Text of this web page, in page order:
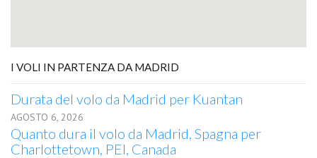
I VOLI IN PARTENZA DA MADRID
Durata del volo da Madrid per Kuantan
AGOSTO 6, 2026
Quanto dura il volo da Madrid, Spagna per
Charlottetown, PEI, Canada